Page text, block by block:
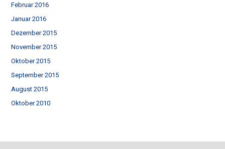
Februar 2016
Januar 2016
Dezember 2015
November 2015
Oktober 2015
September 2015
August 2015
Oktober 2010